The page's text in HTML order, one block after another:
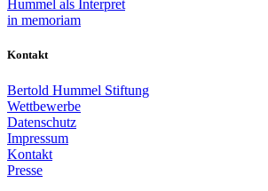
Hummel als Interpret
in memoriam
Kontakt
Bertold Hummel Stiftung
Wettbewerbe
Datenschutz
Impressum
Kontakt
Presse